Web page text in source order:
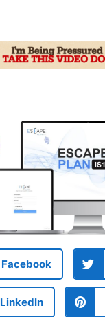
Facebook
LinkedIn